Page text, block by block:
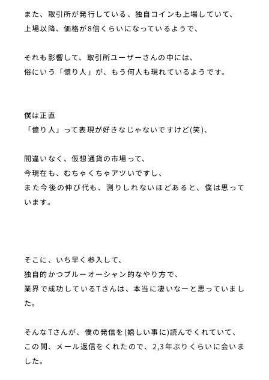
また、取引所が発行している、独自コインも上場していて、
上場以降、価格が8倍くらいになっているようで、
それも影響して、取引所ユーザーさんの中には、
俗にいう「億り人」が、もう何人も現れているようです。
僕は正直
「億り人」って表現が好きなじゃないですけど(笑)、
間違いなく、仮想通貨の市場って、
今現在も、むちゃくちゃアツいですし、
また今後の伸び代も、測りしれないほどあると、僕は思って
います。
そこに、いち早く参入して、
独自的かつブルーオーシャン的なやり方で、
業界で成功しているTさんは、本当に凄いなーと思っていまし
た。
そんなTさんが、僕の発信を(嬉しい事に)読んでくれていて、
この間、メール返信をくれたので、2,3年ぶりくらいに会いま
した。